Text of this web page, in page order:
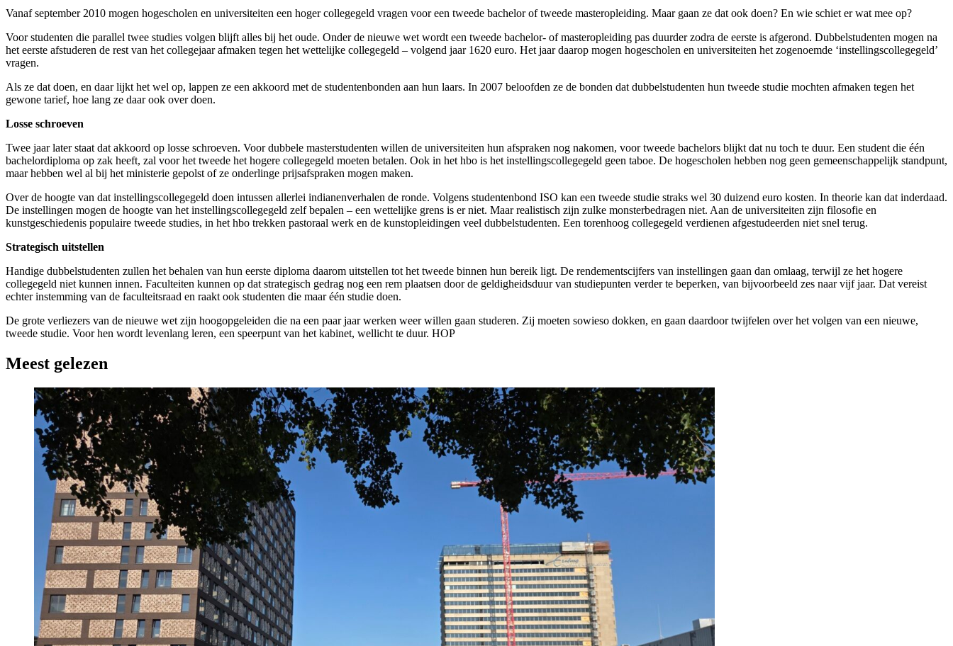
Vanaf september 2010 mogen hogescholen en universiteiten een hoger collegegeld vragen voor een tweede bachelor of tweede masteropleiding. Maar gaan ze dat ook doen? En wie schiet er wat mee op?
Voor studenten die parallel twee studies volgen blijft alles bij het oude. Onder de nieuwe wet wordt een tweede bachelor- of masteropleiding pas duurder zodra de eerste is afgerond. Dubbelstudenten mogen na
het eerste afstuderen de rest van het collegejaar afmaken tegen het wettelijke collegegeld – volgend jaar 1620 euro. Het jaar daarop mogen hogescholen en universiteiten het zogenoemde ‘instellingscollegegeld’
vragen.
Als ze dat doen, en daar lijkt het wel op, lappen ze een akkoord met de studentenbonden aan hun laars. In 2007 beloofden ze de bonden dat dubbelstudenten hun tweede studie mochten afmaken tegen het
gewone tarief, hoe lang ze daar ook over doen.
Losse schroeven
Twee jaar later staat dat akkoord op losse schroeven. Voor dubbele masterstudenten willen de universiteiten hun afspraken nog nakomen, voor tweede bachelors blijkt dat nu toch te duur. Een student die één
bachelordiploma op zak heeft, zal voor het tweede het hogere collegegeld moeten betalen. Ook in het hbo is het instellingscollegegeld geen taboe. De hogescholen hebben nog geen gemeenschappelijk standpunt,
maar hebben wel al bij het ministerie gepolst of ze onderlinge prijsafspraken mogen maken.
Over de hoogte van dat instellingscollegegeld doen intussen allerlei indianenverhalen de ronde. Volgens studentenbond ISO kan een tweede studie straks wel 30 duizend euro kosten. In theorie kan dat inderdaad.
De instellingen mogen de hoogte van het instellingscollegegeld zelf bepalen – een wettelijke grens is er niet. Maar realistisch zijn zulke monsterbedragen niet. Aan de universiteiten zijn filosofie en
kunstgeschiedenis populaire tweede studies, in het hbo trekken pastoraal werk en de kunstopleidingen veel dubbelstudenten. Een torenhoog collegegeld verdienen afgestudeerden niet snel terug.
Strategisch uitstellen
Handige dubbelstudenten zullen het behalen van hun eerste diploma daarom uitstellen tot het tweede binnen hun bereik ligt. De rendementscijfers van instellingen gaan dan omlaag, terwijl ze het hogere
collegegeld niet kunnen innen. Faculteiten kunnen op dat strategisch gedrag nog een rem plaatsen door de geldigheidsduur van studiepunten verder te beperken, van bijvoorbeeld zes naar vijf jaar. Dat vereist
echter instemming van de faculteitsraad en raakt ook studenten die maar één studie doen.
De grote verliezers van de nieuwe wet zijn hoogopgeleiden die na een paar jaar werken weer willen gaan studeren. Zij moeten sowieso dokken, en gaan daardoor twijfelen over het volgen van een nieuwe,
tweede studie. Voor hen wordt levenlang leren, een speerpunt van het kabinet, wellicht te duur. HOP
Meest gelezen